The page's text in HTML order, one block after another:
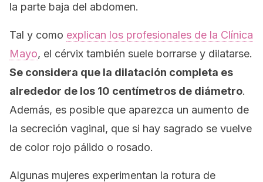
la parte baja del abdomen.
Tal y como explican los profesionales de la Clínica
Mayo, el cérvix también suele borrarse y dilatarse.
Se considera que la dilatación completa es
alrededor de los 10 centímetros de diámetro.
Además, es posible que aparezca un aumento de
la secreción vaginal, que si hay sagrado se vuelve
de color rojo pálido o rosado.
Algunas mujeres experimentan la rotura de